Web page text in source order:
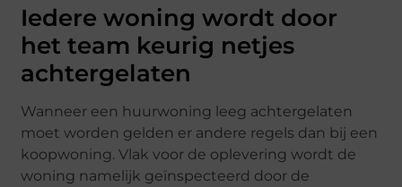
Iedere woning wordt door
het team keurig netjes
achtergelaten
Wanneer een huurwoning leeg achtergelaten
moet worden gelden er andere regels dan bij een
koopwoning. Vlak voor de oplevering wordt de
woning namelijk geïnspecteerd door de